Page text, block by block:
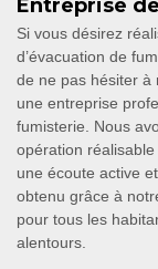
Entreprise
Si vous désirez
d’évacuation de
de ne pas hésiter à
une entreprise
fumisterie. Nous
opération
une écoute active
obtenu grâce à
pour tous les
alentours.